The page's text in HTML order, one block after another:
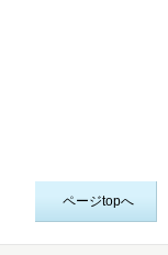
ページtopへ